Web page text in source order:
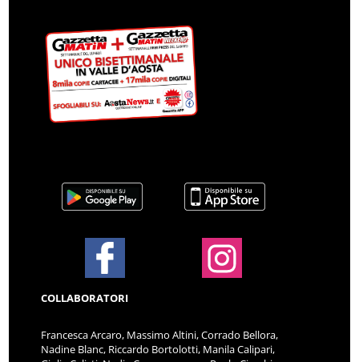
COLLABORATORI
Francesca Arcaro, Massimo Altini, Corrado Bellora,
Nadine Blanc, Riccardo Bortolotti, Manila Calipari,